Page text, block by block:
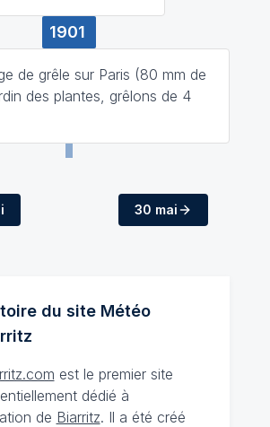
1901
de grêle sur Paris (80 mm de
des plantes, grêlons de 4
30 mai
du site Météo
est le premier site
dédié à
de Biarritz. Il a été créé